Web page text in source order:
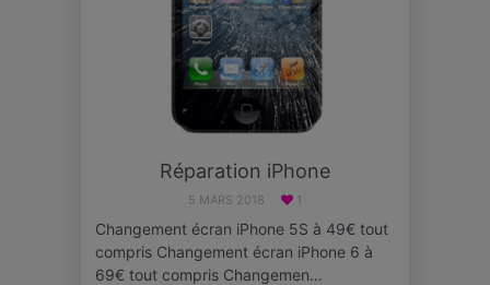
Réparation iPhone
5 MARS 2018 1
Changement écran iPhone 5S à 49€ tout
compris Changement écran iPhone 6 à
69€ tout compris Changemen…